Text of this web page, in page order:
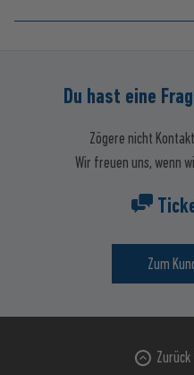
Du hast eine
Zögere nicht
Wir freuen uns, wenn
Zum